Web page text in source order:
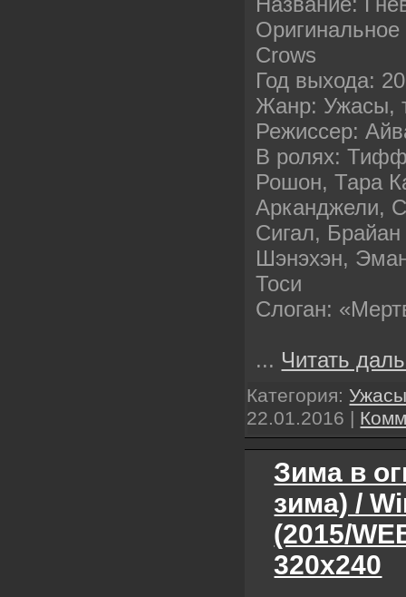
Crows
Год выхода:
Жанр: Ужасы,
Режиссер:
В ролях:
Рошон, Тара
Арканджели,
Сигал,
Шэнэхэн,
Тоси
Слоган:
... Читать
Категория:
22.01.2016 |
Зима в
зима) /
(2015/
320х240